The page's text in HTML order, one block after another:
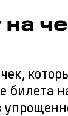
на
билета